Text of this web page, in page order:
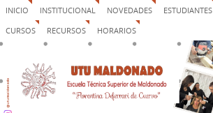
INICIO INSTITUCIONAL NOVEDADES ESTUDIANTES
CURSOS
RECURSOS HORARIOS